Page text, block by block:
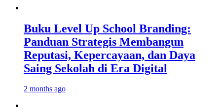
Buku Level Up School Branding:
Panduan Strategis Membangun
Reputasi, Kepercayaan, dan Daya
Saing Sekolah di Era Digital
2 months ago